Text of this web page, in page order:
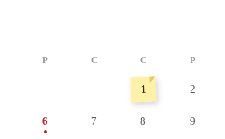
P C C P
1 2
6 7 8 9